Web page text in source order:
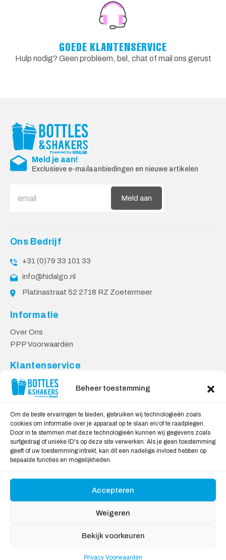
Beheer toestemming
Om de beste ervaringen te bieden, gebruiken wij technologieën zoals
cookies om informatie over je apparaat op te slaan en/of te raadplegen.
Door in te stemmen met deze technologieën kunnen wij gegevens zoals
surfgedrag of unieke ID's op deze site verwerken. Als je geen toestemming
geeft of uw toestemming intrekt, kan dit een nadelige invloed hebben op
bepaalde functies en mogelijkheden.
Accepteren
Weigeren
Bekijk voorkeuren
Privacy Voorwaarden
GOEDE KLANTENSERVICE
Hulp nodig? Geen probleem, bel, chat of mail ons gerust
Meld je aan!
Exclusieve e-mailaanbiedingen en nieuwe artikelen
Meld aan
Ons Bedrijf
+31 (0)79 33 101 33
info@hidalgo.nl
Platinastraat 52 2718 RZ Zoetermeer
Informatie
Over Ons
PPP Voorwaarden
Klantenservice
Contact
Levering & Retourneren
Veilig Shoppen
My account
Winkelwagen